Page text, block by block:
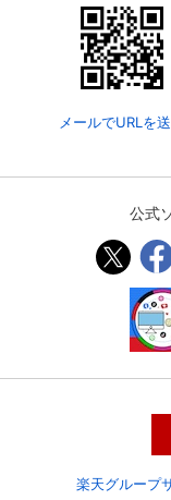
会員情
決済方法変更
メールでURLを
公式
楽天グループ